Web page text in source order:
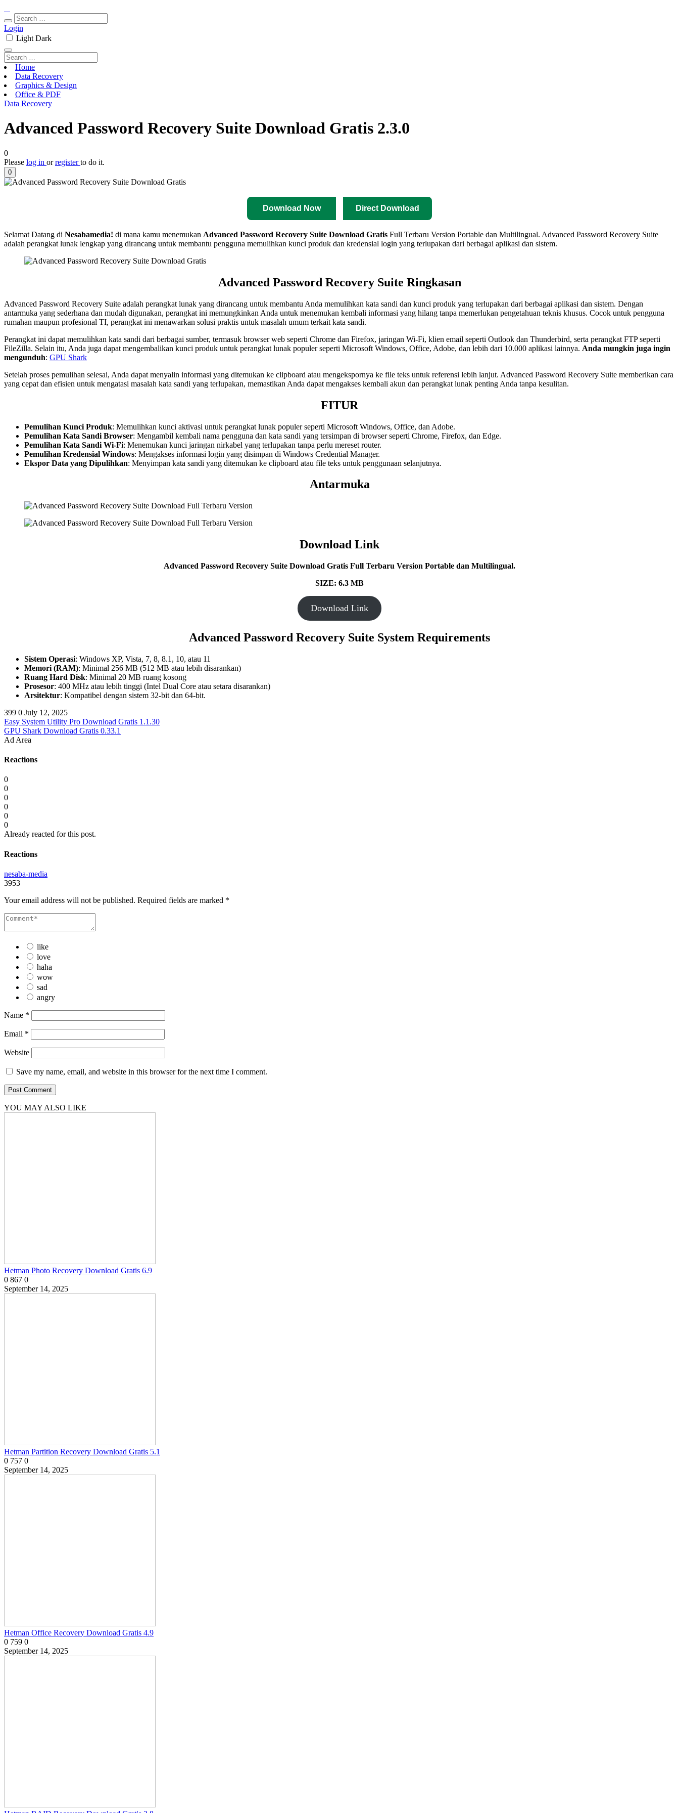
Login
Light Dark
Home
Data Recovery
Graphics & Design
Office & PDF
Data Recovery
Advanced Password Recovery Suite Download Gratis 2.3.0
0
Please log in orregisterto do it.
0
Download Now Direct Download
Selamat Datang di Nesabamedia! di mana kamu menemukan Advanced Password Recovery Suite Download Gratis Full Terbaru Version Portable dan Multilingual. Advanced Password Recovery Suite
adalah perangkat lunak lengkap yang dirancang untuk membantu pengguna memulihkan kunci produk dan kredensial login yang terlupakan dari berbagai aplikasi dan sistem.
Advanced Password Recovery Suite Ringkasan
Advanced Password Recovery Suite adalah perangkat lunak yang dirancang untuk membantu Anda memulihkan kata sandi dan kunci produk yang terlupakan dari berbagai aplikasi dan sistem. Dengan
antarmuka yang sederhana dan mudah digunakan, perangkat ini memungkinkan Anda untuk menemukan kembali informasi yang hilang tanpa memerlukan pengetahuan teknis khusus. Cocok untuk pengguna
rumahan maupun profesional TI, perangkat ini menawarkan solusi praktis untuk masalah umum terkait kata sandi.
Perangkat ini dapat memulihkan kata sandi dari berbagai sumber, termasuk browser web seperti Chrome dan Firefox, jaringan Wi-Fi, klien email seperti Outlook dan Thunderbird, serta perangkat FTP seperti
FileZilla. Selain itu, Anda juga dapat mengembalikan kunci produk untuk perangkat lunak populer seperti Microsoft Windows, Office, Adobe, dan lebih dari 10.000 aplikasi lainnya. Anda mungkin juga ingin
mengunduh: GPU Shark
Setelah proses pemulihan selesai, Anda dapat menyalin informasi yang ditemukan ke clipboard atau mengekspornya ke file teks untuk referensi lebih lanjut. Advanced Password Recovery Suite memberikan cara
yang cepat dan efisien untuk mengatasi masalah kata sandi yang terlupakan, memastikan Anda dapat mengakses kembali akun dan perangkat lunak penting Anda tanpa kesulitan.
FITUR
Pemulihan Kunci Produk: Memulihkan kunci aktivasi untuk perangkat lunak populer seperti Microsoft Windows, Office, dan Adobe.
Pemulihan Kata Sandi Browser: Mengambil kembali nama pengguna dan kata sandi yang tersimpan di browser seperti Chrome, Firefox, dan Edge.
Pemulihan Kata Sandi Wi-Fi: Menemukan kunci jaringan nirkabel yang terlupakan tanpa perlu mereset router.
Pemulihan Kredensial Windows: Mengakses informasi login yang disimpan di Windows Credential Manager.
Ekspor Data yang Dipulihkan: Menyimpan kata sandi yang ditemukan ke clipboard atau file teks untuk penggunaan selanjutnya.
Antarmuka
Download Link
Advanced Password Recovery Suite Download Gratis Full Terbaru Version Portable dan Multilingual.
SIZE: 6.3 MB
Download Link
Advanced Password Recovery Suite System Requirements
Sistem Operasi: Windows XP, Vista, 7, 8, 8.1, 10, atau 11
Memori (RAM): Minimal 256 MB (512 MB atau lebih disarankan)
Ruang Hard Disk: Minimal 20 MB ruang kosong
Prosesor: 400 MHz atau lebih tinggi (Intel Dual Core atau setara disarankan)
Arsitektur: Kompatibel dengan sistem 32-bit dan 64-bit.
399 0 July 12, 2025
Easy System Utility Pro Download Gratis 1.1.30
GPU Shark Download Gratis 0.33.1
Ad Area
Reactions
0
0
0
0
0
0
Already reacted for this post.
Reactions
nesaba-media
3953
Your email address will not be published. Required fields are marked *
like
love
haha
wow
sad
angry
Name *
Email *
Website
Save my name, email, and website in this browser for the next time I comment.
YOU MAY ALSO LIKE
Hetman Photo Recovery Download Gratis 6.9
0 867 0
September 14, 2025
Hetman Partition Recovery Download Gratis 5.1
0 757 0
September 14, 2025
Hetman Office Recovery Download Gratis 4.9
0 759 0
September 14, 2025